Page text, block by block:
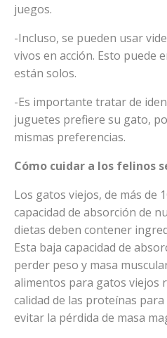
juegos.
-Incluso, se pueden usar
vivos en acción. Esto puede
están solos.
-Es importante tratar de
juguetes prefiere su gato,
mismas preferencias.
Cómo cuidar a los felinos
Los gatos viejos, de más de
capacidad de absorción de
dietas deben contener
Esta baja capacidad de
perder peso y masa
alimentos para gatos viejos
calidad de las proteínas
evitar la pérdida de masa